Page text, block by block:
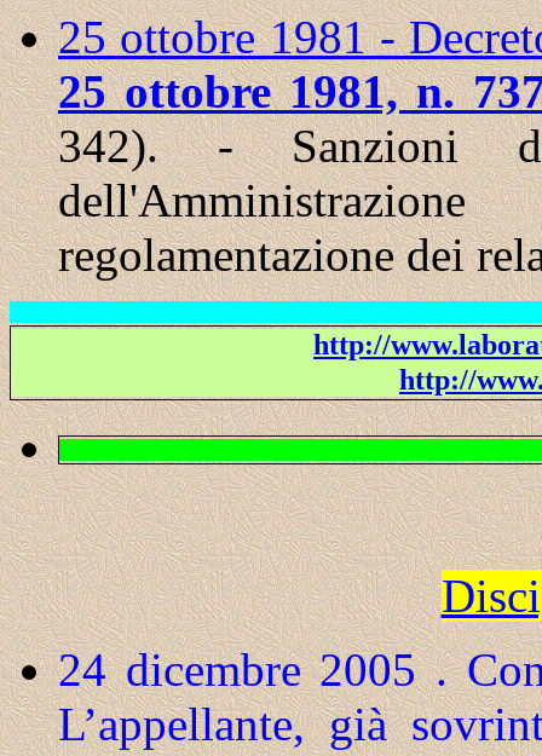
25 ottobre 1981 -
25 ottobre 1981, n.
342). - Sanzioni
regolamentazione dei
http://
http://
24 dicembre 2005 .
L’appellante, già